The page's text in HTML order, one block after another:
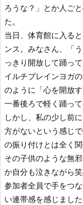
ろうな？」とか人ご
た。
当日、体育館に入る
ンス。みなさん、「
っきり開放して踊って
イルチブレインヨガ
のように「心を開放
一番後ろで軽く踊って
しかし、私の少し前
方がないという感じ
の振り付けとは全く
その子供のような無
か自分も泣きながら
参加者全員で手をつ
い連帯感を感じまし